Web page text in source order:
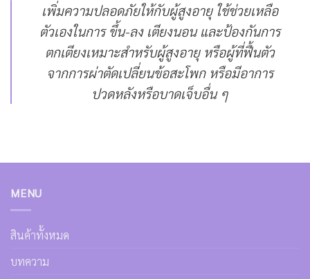
เพิ่มความปลอดภัยให้กับผู้สูงอายุ ใช้ช่วยเหลือ
ตัวเองในการ ขึ้น-ลง เตียงนอน และป้องกันการ
ตกเตียงเหมาะสำหรับผู้สูงอายุ หรือผู้ที่ฟื้นตัว
จากการผ่าตัดเปลี่ยนข้อสะโพก หรือมีอาการ
ปวดหลังหรือบาดเจ็บอื่น ๆ
MENU
สินค้าทั้งหมด
บทความ